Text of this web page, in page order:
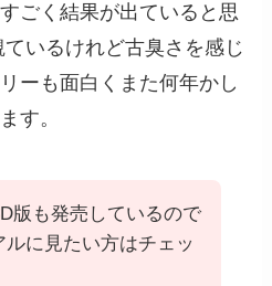
ごく結果が出ていると思
いるけれど古臭さを感じ
ーも面白くまた何年かし
す。
版も発売しているので
ルに見たい方はチェッ